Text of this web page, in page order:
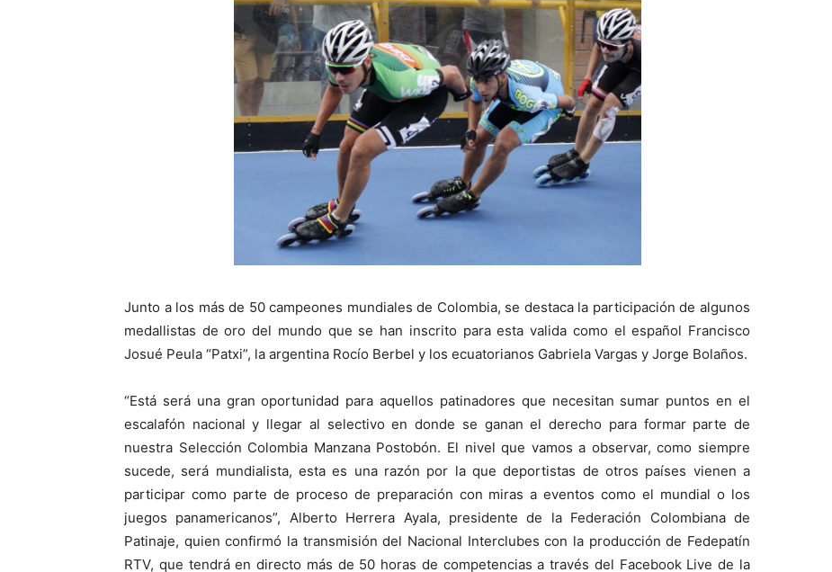
Junto a los más de 50 campeones mundiales de Colombia, se destaca la participación de algunos
medallistas de oro del mundo que se han inscrito para esta valida como el español Francisco
Josué Peula “Patxi”, la argentina Rocío Berbel y los ecuatorianos Gabriela Vargas y Jorge Bolaños.
“Está será una gran oportunidad para aquellos patinadores que necesitan sumar puntos en el
escalafón nacional y llegar al selectivo en donde se ganan el derecho para formar parte de
nuestra Selección Colombia Manzana Postobón. El nivel que vamos a observar, como siempre
sucede, será mundialista, esta es una razón por la que deportistas de otros países vienen a
participar como parte de proceso de preparación con miras a eventos como el mundial o los
juegos panamericanos”, Alberto Herrera Ayala, presidente de la Federación Colombiana de
Patinaje, quien confirmó la transmisión del Nacional Interclubes con la producción de Fedepatín
RTV, que tendrá en directo más de 50 horas de competencias a través del Facebook Live de la